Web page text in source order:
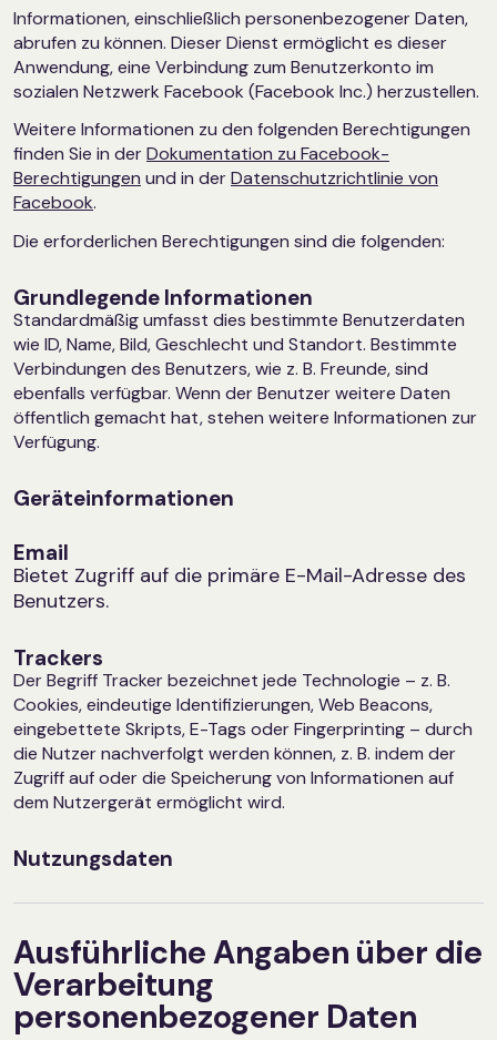
Informationen, einschließlich personenbezogener Daten,
abrufen zu können. Dieser Dienst ermöglicht es dieser
Anwendung, eine Verbindung zum Benutzerkonto im
sozialen Netzwerk Facebook (Facebook Inc.) herzustellen.
Weitere Informationen zu den folgenden Berechtigungen
finden Sie in derDokumentation zu Facebook-
Berechtigungen und in derDatenschutzrichtlinie von
Facebook.
Die erforderlichen Berechtigungen sind die folgenden:
Grundlegende Informationen
Standardmäßig umfasst dies bestimmte Benutzerdaten
wie ID, Name, Bild, Geschlecht und Standort. Bestimmte
Verbindungen des Benutzers, wie z. B. Freunde, sind
ebenfalls verfügbar. Wenn der Benutzer weitere Daten
öffentlich gemacht hat, stehen weitere Informationen zur
Verfügung.
Geräteinformationen
Email
Bietet Zugriff auf die primäre E-Mail-Adresse des
Benutzers.
Trackers
Der Begriff Tracker bezeichnet jede Technologie – z. B.
Cookies, eindeutige Identifizierungen, Web Beacons,
eingebettete Skripts, E-Tags oder Fingerprinting – durch
die Nutzer nachverfolgt werden können, z. B. indem der
Zugriff auf oder die Speicherung von Informationen auf
dem Nutzergerät ermöglicht wird.
Nutzungsdaten
Ausführliche Angaben über die
Verarbeitung
personenbezogener Daten